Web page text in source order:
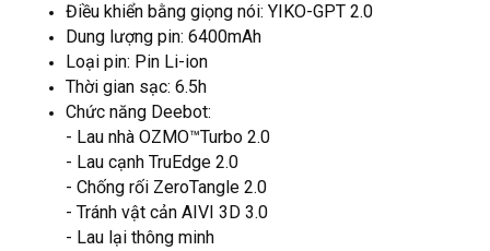
Điều khiển bằng giọng nói: YIKO-GPT 2.0
Dung lượng pin: 6400mAh
Loại pin: Pin Li-ion
Thời gian sạc: 6.5h
Chức năng Deebot:
- Lau nhà OZMO™Turbo 2.0
- Lau cạnh TruEdge 2.0
- Chống rối ZeroTangle 2.0
- Tránh vật cản AIVI 3D 3.0
- Lau lại thông minh